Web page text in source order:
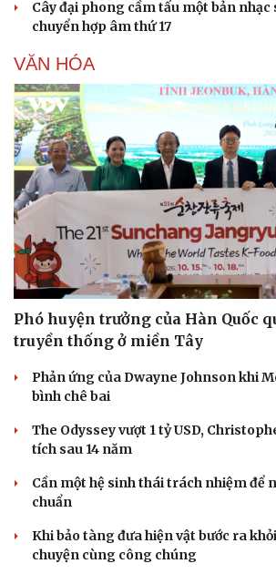
Văn hóa
Sân khấu - Điện ảnh
Văn học
Âm nhạc
Di sản
Cây đại phong cầm tấu một bản nhạc
chuyển hợp âm thứ 17
VĂN HÓA
Phó huyện trưởng của Hàn Quốc
truyền thống ở miền Tây
Phản ứng của Dwayne Johnson khi
bình chê bai
The Odyssey vượt 1 tỷ USD,
tích sau 14 năm
Cần một hệ sinh thái trách nhiệm để
chuẩn
Khi bảo tàng đưa hiện vật bước ra
chuyện cùng công chúng